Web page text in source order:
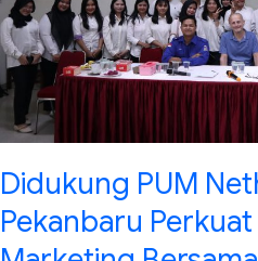
Didukung PUM
Pekanbaru
Perkuat
Strategi
Marketing
Bersama
Ahli